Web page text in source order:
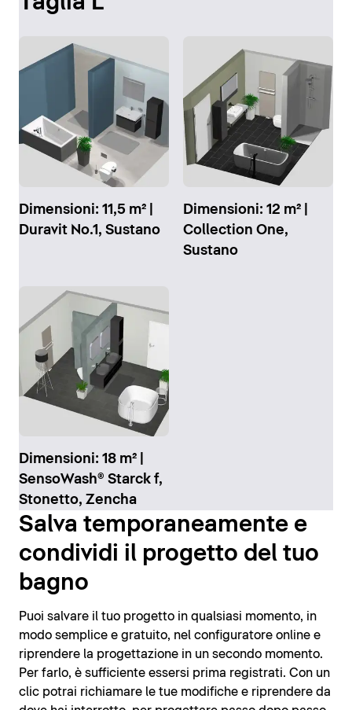
Dimensioni: 11,5 m² |
Duravit No.1, Sustano
Dimensioni: 12 m² |
Collection One,
Sustano
Dimensioni: 18 m² |
SensoWash® Starck f,
Stonetto, Zencha
Salva temporaneamente e
condividi il progetto del tuo
bagno
Puoi salvare il tuo progetto in qualsiasi momento, in
modo semplice e gratuito, nel configuratore online e
riprendere la progettazione in un secondo momento.
Per farlo, è sufficiente essersi prima registrati. Con un
clic potrai richiamare le tue modifiche e riprendere da